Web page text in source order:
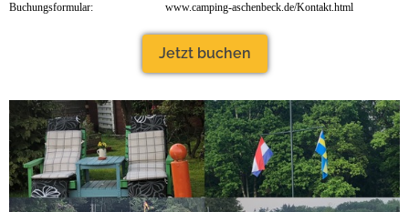
Buchungsformular: www.camping-aschenbeck.de/Kontakt.html
Jetzt buchen